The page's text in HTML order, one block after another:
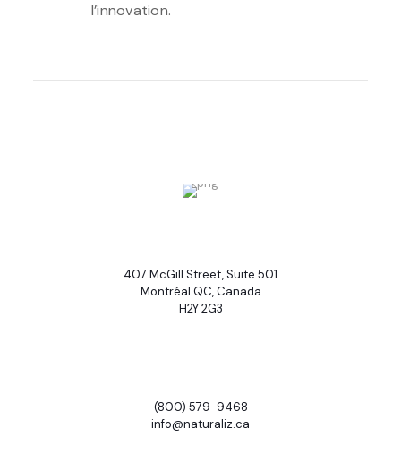
l’innovation.
407 McGill Street, Suite 501
Montréal QC, Canada
H2Y 2G3
(800) 579-9468
info@naturaliz.ca